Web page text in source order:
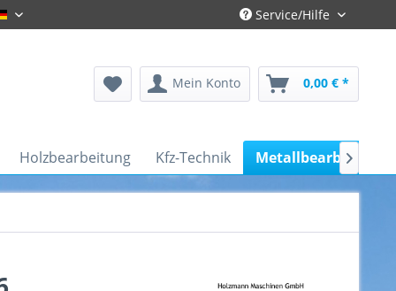
Gronau-Deutsch Service/Hilfe
Mein Konto 0,00 € *
Holzbearbeitung Kfz-Technik Metallbearbeitung
